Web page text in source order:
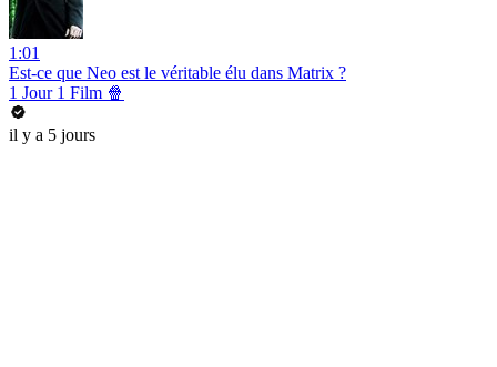
1:01
Est-ce que Neo est le véritable élu dans Matrix ?
1 Jour 1 Film 🍿
il y a 5 jours